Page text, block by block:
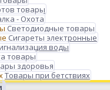
товары
- Охота
Светодиодные товары
Сигареты электронные
воды
товары
здоровья
Товары при бетствиях